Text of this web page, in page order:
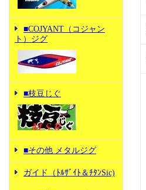
■COJYANT（コジャン
ト）ジグ
■枝豆じぐ
■その他 メタルジグ
ガイド（ﾄﾙｻﾞｲﾄ＆ﾁﾀﾝSic)